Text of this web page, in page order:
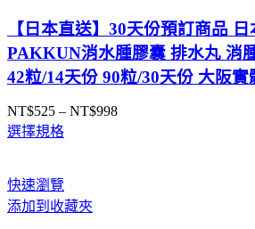
【日本直送】30天份預訂商品
PAKKUN消水腫膠囊 排水丸 消
42粒/14天份 90粒/30天份 大阪
NT$525 – NT$998價
選擇規格
快速瀏覽
添加到收藏夾